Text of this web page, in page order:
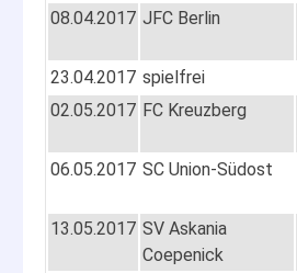
08.04.2017 JFC Berlin
23.04.2017 spielfrei
02.05.2017 FC Kreuzberg
06.05.2017 SC Union-Südost
13.05.2017 SV Askania
Coepenick